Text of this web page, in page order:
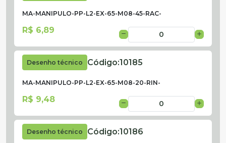
MA-MANIPULO-PP-L2-EX-65-M08-45-RAC-
R$ 6,89
Desenho técnico Código:10185
MA-MANIPULO-PP-L2-EX-65-M08-20-RIN-
R$ 9,48
Desenho técnico Código:10186